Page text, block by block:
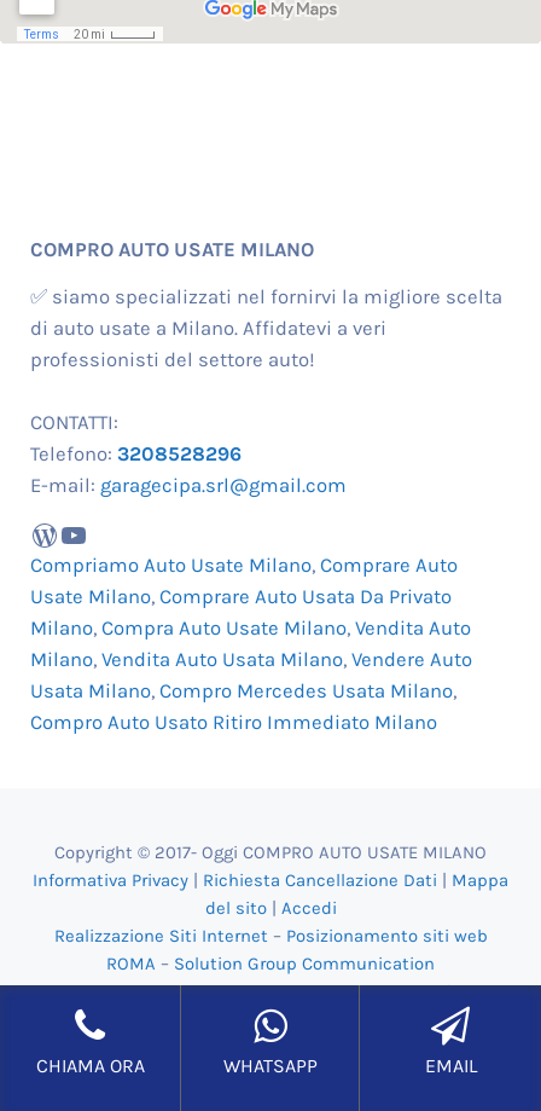
COMPRO AUTO USATE MILANO
✅ siamo specializzati nel fornirvi la migliore scelta
di auto usate a Milano. Affidatevi a veri
professionisti del settore auto!
CONTATTI:
Telefono: 3208528296
E-mail: garagecipa.srl@gmail.com
WordPress
YouTube
Compriamo Auto Usate Milano, Comprare Auto
Usate Milano, Comprare Auto Usata Da Privato
Milano, Compra Auto Usate Milano, Vendita Auto
Milano, Vendita Auto Usata Milano, Vendere Auto
Usata Milano, Compro Mercedes Usata Milano,
Compro Auto Usato Ritiro Immediato Milano
Copyright © 2017- Oggi COMPRO AUTO USATE MILANO
Informativa Privacy | Richiesta Cancellazione Dati | Mappa
del sito| Accedi
Realizzazione Siti Internet – Posizionamento siti web
ROMA – Solution Group Communication
Back to top
CHIAMA ORA WHATSAPP EMAIL